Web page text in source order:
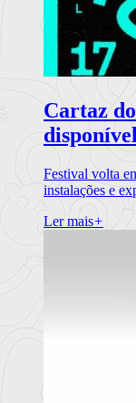
Cartaz
disponível
Festival volta
instalações e
Ler mais+